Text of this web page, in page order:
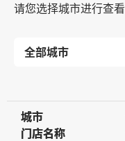
请您选择城市进行查看
城市
城市
门店名称
门店名称